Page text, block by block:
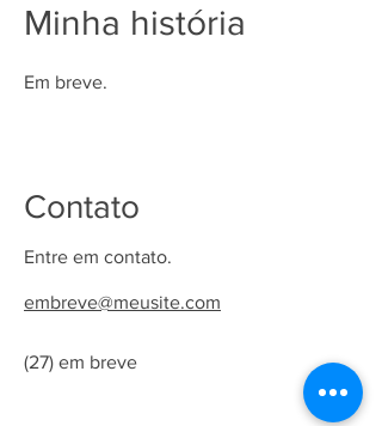
Minha história
Em breve.
Contato
Entre em contato.
embreve@meusite.com
(27) em breve